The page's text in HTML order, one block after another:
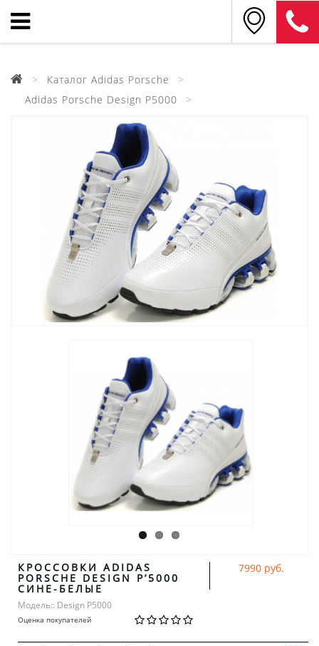
Каталог Adidas Porsche
Adidas Porsche Design P5000
КРОССОВКИ ADIDAS
PORSCHE DESIGN P’5000
СИНЕ-БЕЛЫЕ
Модель:: Design P5000
Оценка покупателей
7990 руб.